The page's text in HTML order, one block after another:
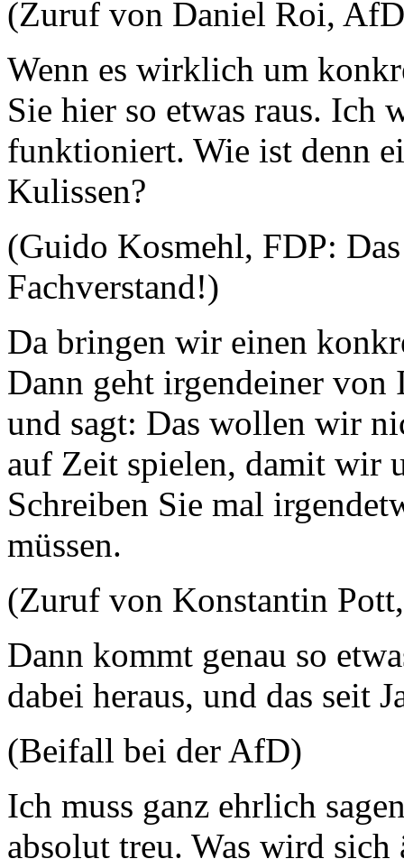
(Zuruf von Daniel Roi,
Wenn es wirklich um
Sie hier so etwas raus. Ich
funktioniert. Wie ist denn
Kulissen?
(Guido Kosmehl, FDP:
Fachverstand!)
Da bringen wir einen
Dann geht irgendeiner von
und sagt: Das wollen wir
auf Zeit spielen, damit wir
Schreiben Sie mal
müssen.
(Zuruf von Konstantin
Dann kommt genau so
dabei heraus, und das seit
(Beifall bei der AfD)
Ich muss ganz ehrlich
absolut treu. Was wird